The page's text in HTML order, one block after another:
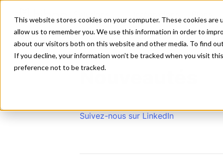
This website stores cookies on your computer. These cookies
allow us to remember you. We use this information in order to
about our visitors both on this website and other media. To find
If you decline, your information won’t be tracked when you visit
preference not to be tracked.Nouveautés
Suivez-nous sur LinkedIn